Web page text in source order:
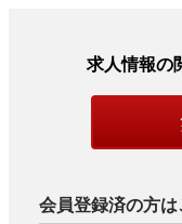
求人情報の
会員登録済の方